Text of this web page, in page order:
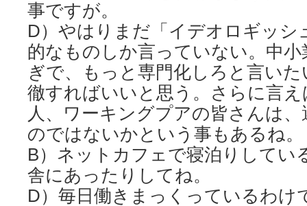
事ですが。
D）やはりまだ「イデオロギッシ
的なものしか言っていない。中
ぎで、もっと専門化しろと言い
徹すればいいと思う。さらに言
人、ワーキングプアの皆さんは
のではないかという事もあるね。
B）ネットカフェで寝泊りしてい
舎にあったりしてね。
D）毎日働きまっくっているわけ